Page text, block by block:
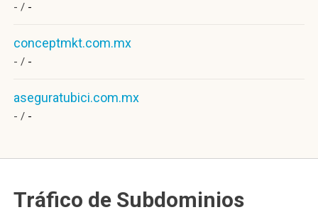
- / -
conceptmkt.com.mx
- / -
aseguratubici.com.mx
- / -
Tráfico de Subdominios